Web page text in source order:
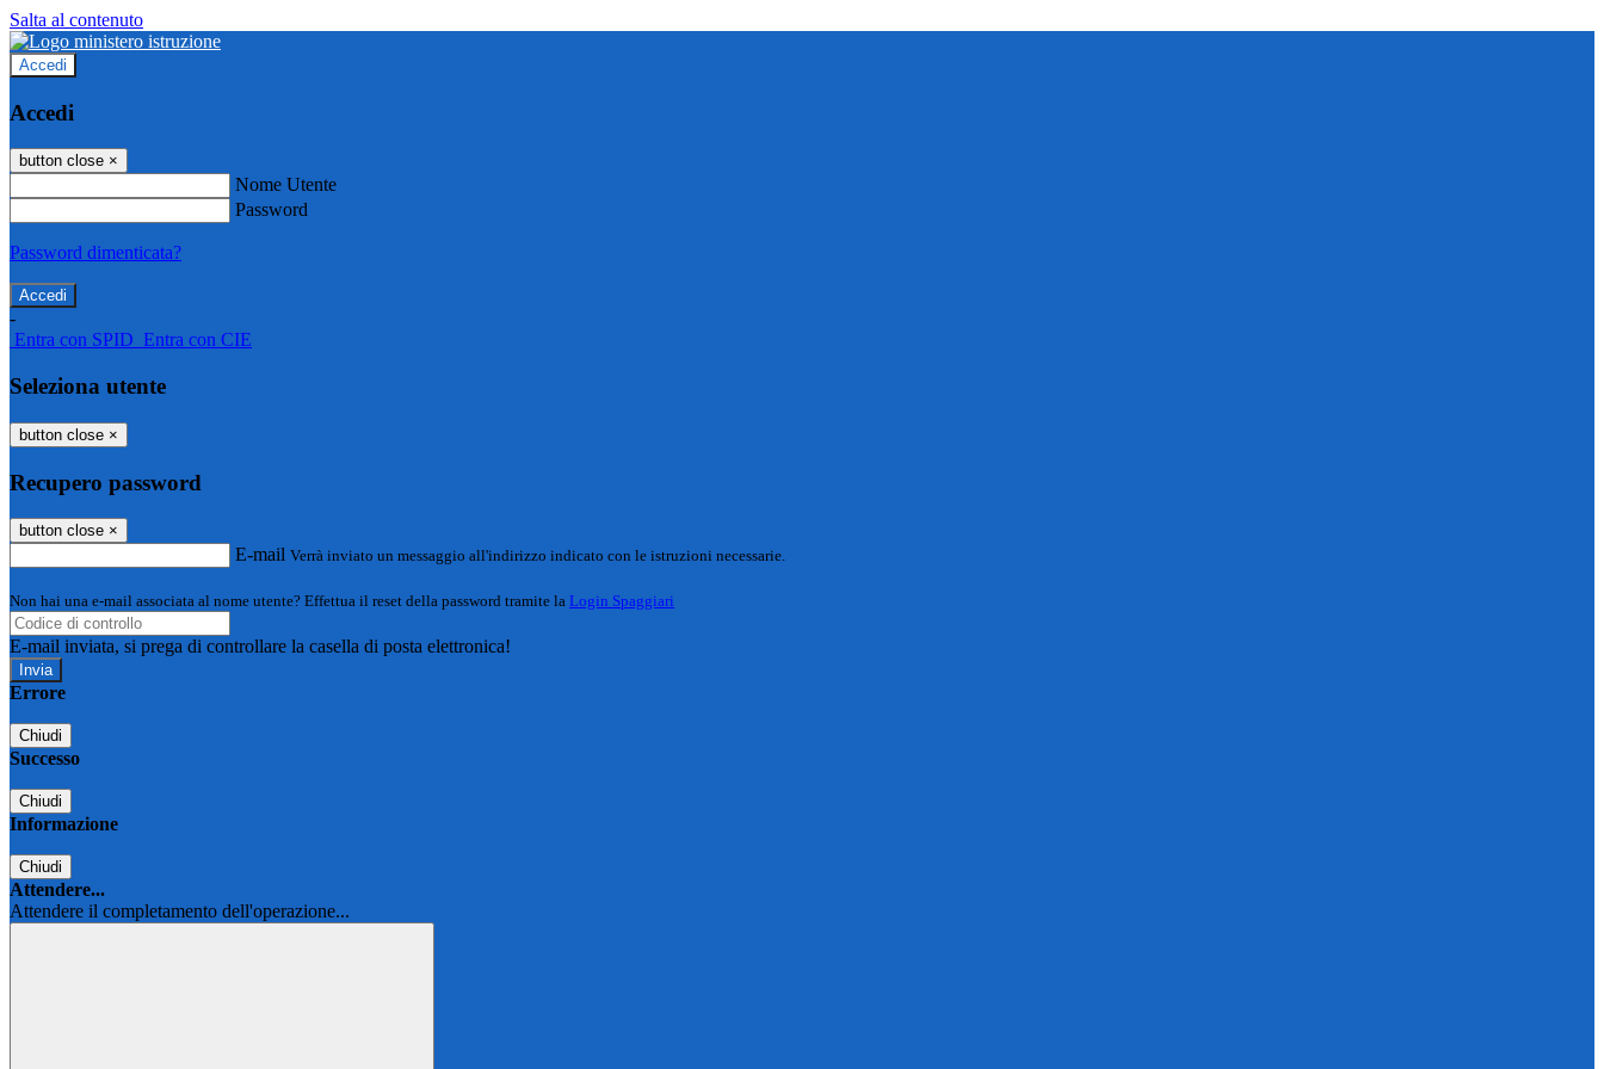
Salta al contenuto
Accedi
Accedi
button close ×
Nome Utente
Password
Password dimenticata?
-
Entra con SPID Entra con CIE
Seleziona utente
button close ×
Recupero password
button close ×
E-mail Verrà inviato un messaggio all'indirizzo indicato con le istruzioni necessarie.
Non hai una e-mail associata al nome utente? Effettua il reset della password tramite la Login Spaggiari
E-mail inviata, si prega di controllare la casella di posta elettronica!
Errore
Chiudi
Successo
Chiudi
Informazione
Chiudi
Attendere...
Attendere il completamento dell'operazione...